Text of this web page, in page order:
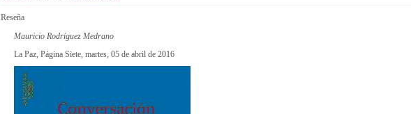
Reseña
Mauricio Rodríguez Medrano
La Paz, Página Siete, martes, 05 de abril de 2016